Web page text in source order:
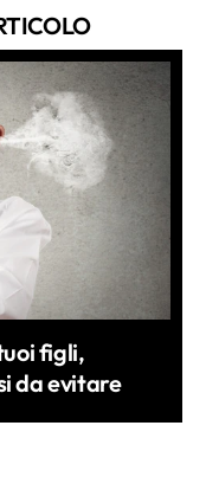
figli,
da evitare